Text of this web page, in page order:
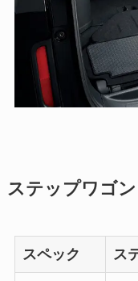
ステップワゴ
スペック ス